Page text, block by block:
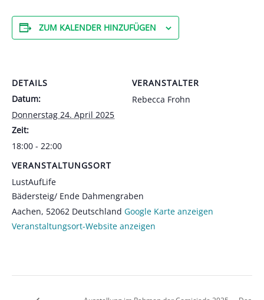
ZUM KALENDER HINZUFÜGEN
DETAILS
Datum:
Donnerstag 24. April 2025
Zeit:
18:00 - 22:00
VERANSTALTUNGSORT
LustAufLife
Bädersteig/ Ende Dahmengraben
Aachen, 52062 Deutschland Google Karte anzeigen
Veranstaltungsort-Website anzeigen
VERANSTALTER
Rebecca Frohn